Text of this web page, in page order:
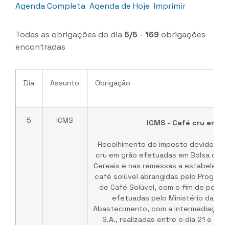
Agenda Completa Agenda de Hoje Imprimir
Todas as obrigações do dia 5/5 - 169 obrigações
encontradas
Dia Assunto Obrigação
5 ICMS ICMS - Café cru em
Recolhimento do imposto devido
cru em grão efetuadas em Bolsa de
Cereais e nas remessas a
café solúvel abrangidas pelo
de Café Solúvel, com o fim de
efetuadas pelo Ministério da
Abastecimento, com a intermediação
S.A., realizadas entre o dia 21 e o